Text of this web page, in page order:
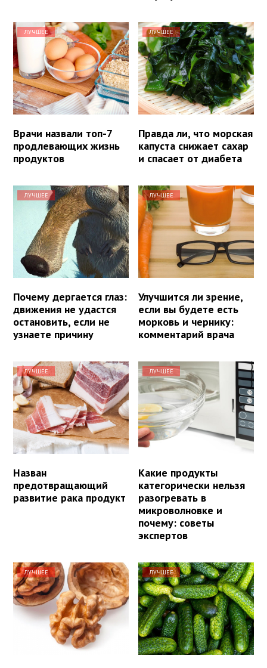
ЛУЧШЕЕ
Врачи назвали топ-7
продлевающих жизнь
продуктов
ЛУЧШЕЕ
Правда ли, что морская
капуста снижает сахар
и спасает от диабета
ЛУЧШЕЕ
Почему дергается глаз:
движения не удастся
остановить, если не
узнаете причину
ЛУЧШЕЕ
Улучшится ли зрение,
если вы будете есть
морковь и чернику:
комментарий врача
ЛУЧШЕЕ
Назван
предотвращающий
развитие рака продукт
ЛУЧШЕЕ
Какие продукты
категорически нельзя
разогревать в
микроволновке и
почему: советы
экспертов
ЛУЧШЕЕ ЛУЧШЕЕ